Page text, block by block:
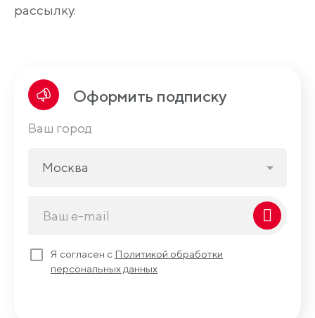
рассылку.
Оформить подписку
Ваш город
Москва
Я согласен с Политикой обработки
персональных данных